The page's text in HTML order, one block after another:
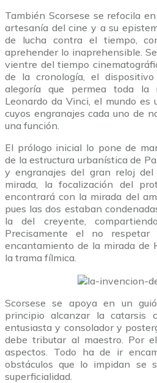
También Scorsese se refocila
artesanía del cine y a su
de lucha contra el tiempo,
aprehender lo inaprehensible.
vientre del tiempo
de la cronología, el
alegoría que permea toda la
Leonardo da Vinci, el mundo es
cuyos engranajes cada uno de
una función.
El prólogo inicial lo pone de
de la estructura urbanística de
y engranajes del gran reloj
mirada, la focalización del
encontrará con la mirada del
pues las dos estaban
la del creyente,
Precisamente el no respetar
encantamiento de la mirada de
la trama fílmica.
Scorsese se apoya en un
principio alcanzar la catarsis
entusiasta y consolador y
debe tributar al maestro. Por
aspectos. Todo ha de ir
obstáculos que lo impidan se
superficialidad.